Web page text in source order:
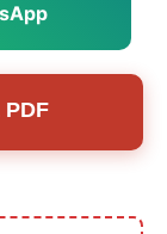
PDF